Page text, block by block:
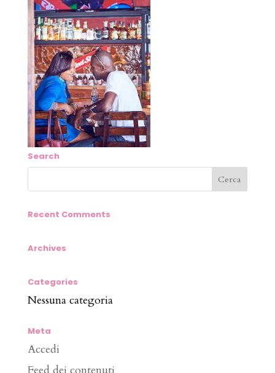
Search
Recent Comments
Archives
Categories
Nessuna categoria
Meta
Accedi